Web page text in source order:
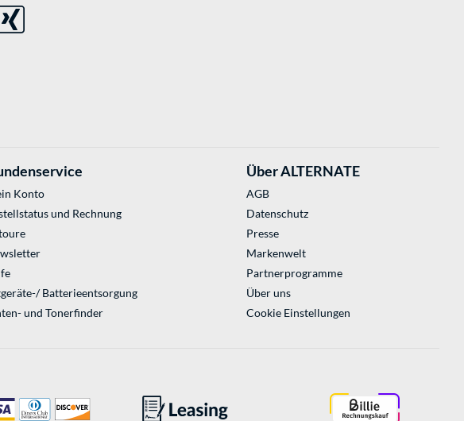
Konto
und Rechnung
Batterieentsorgung
und Tonerfinder
Über ALTERNATE
AGB
Datenschutz
Presse
Markenwelt
Partnerprogramme
Über uns
Cookie Einstellungen